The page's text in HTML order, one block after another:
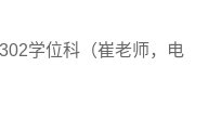
302学位科（崔老师， 电